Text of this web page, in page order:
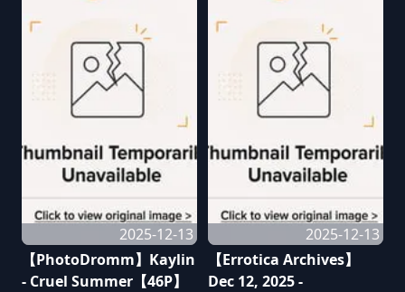
2025-12-13
【PhotoDromm】Kaylin
- Cruel Summer【46P】
2025-12-13
【Errotica Archives】
Dec 12, 2025 -